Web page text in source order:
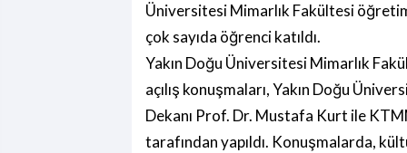
Üniversitesi Mimarlık Fakültesi
çok sayıda öğrenci katıldı.
Yakın Doğu Üniversitesi Mimarlık
açılış konuşmaları, Yakın Doğu
Dekanı Prof. Dr. Mustafa Kurt ile
tarafından yapıldı. Konuşmalarda,